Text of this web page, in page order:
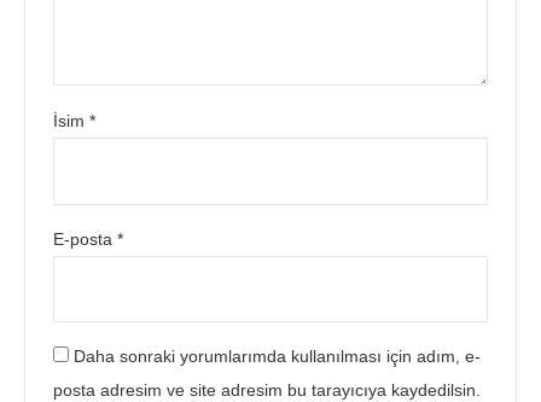
İsim*
E-posta*
Daha sonraki yorumlarımda kullanılması için adım, e-
posta adresim ve site adresim bu tarayıcıya kaydedilsin.